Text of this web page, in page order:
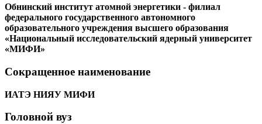
Обнинский институт атомной энергетики - филиал
федерального государственного автономного
образовательного учреждения высшего образования
«Национальный исследовательский ядерный университет
«МИФИ»
Сокращенное наименование
ИАТЭ НИЯУ МИФИ
Головной вуз